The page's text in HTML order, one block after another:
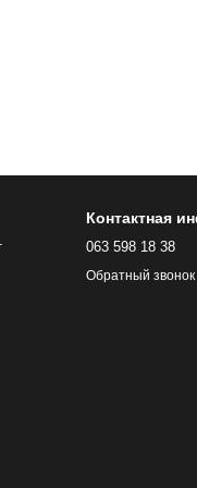
Контактная
063 598 18 38
Обратный звонок